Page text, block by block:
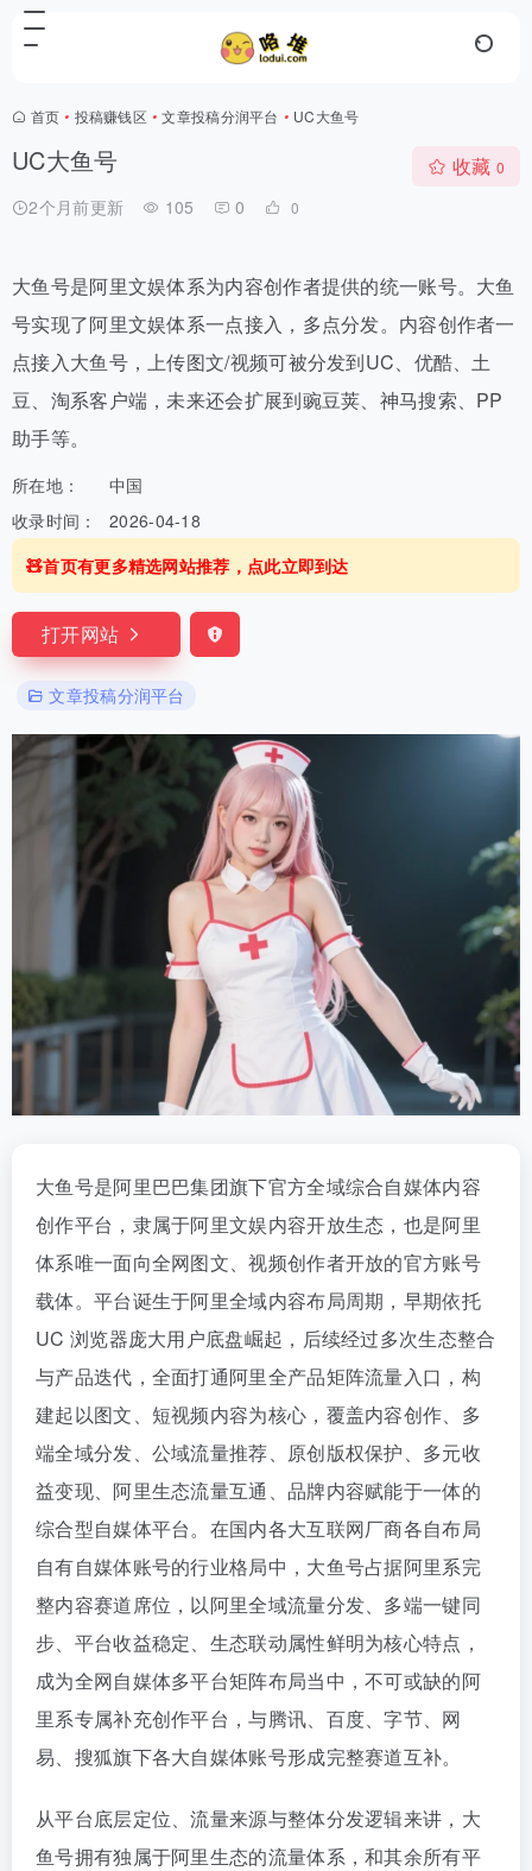
首页 • 投稿赚钱区 • 文章投稿分润平台 • UC大鱼号
UC大鱼号
2个月前更新 105 0 0
收藏 0
大鱼号是阿里文娱体系为内容创作者提供的统一账号。大鱼
号实现了阿里文娱体系一点接入，多点分发。内容创作者一
点接入大鱼号，上传图文/视频可被分发到UC、优酷、土
豆、淘系客户端，未来还会扩展到豌豆荚、神马搜索、PP
助手等。
所在地：
中国
收录时间：
2026-04-18
🧸首页有更多精选网站推荐，点此立即到达
打开网站
文章投稿分润平台
大鱼号是阿里巴巴集团旗下官方全域综合自媒体内容
创作平台，隶属于阿里文娱内容开放生态，也是阿里
体系唯一面向全网图文、视频创作者开放的官方账号
载体。平台诞生于阿里全域内容布局周期，早期依托
UC 浏览器庞大用户底盘崛起，后续经过多次生态整合
与产品迭代，全面打通阿里全产品矩阵流量入口，构
建起以图文、短视频内容为核心，覆盖内容创作、多
端全域分发、公域流量推荐、原创版权保护、多元收
益变现、阿里生态流量互通、品牌内容赋能于一体的
综合型自媒体平台。在国内各大互联网厂商各自布局
自有自媒体账号的行业格局中，大鱼号占据阿里系完
整内容赛道席位，以阿里全域流量分发、多端一键同
步、平台收益稳定、生态联动属性鲜明为核心特点，
成为全网自媒体多平台矩阵布局当中，不可或缺的阿
里系专属补充创作平台，与腾讯、百度、字节、网
易、搜狐旗下各大自媒体账号形成完整赛道互补。
从平台底层定位、流量来源与整体分发逻辑来讲，大
鱼号拥有独属于阿里生态的流量体系，和其余所有平